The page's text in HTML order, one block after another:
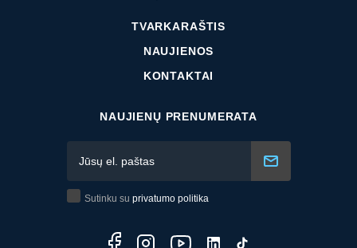
TVARKARAŠTIS
NAUJIENOS
KONTAKTAI
NAUJIENŲ PRENUMERATA
Sutinku su privatumo politika